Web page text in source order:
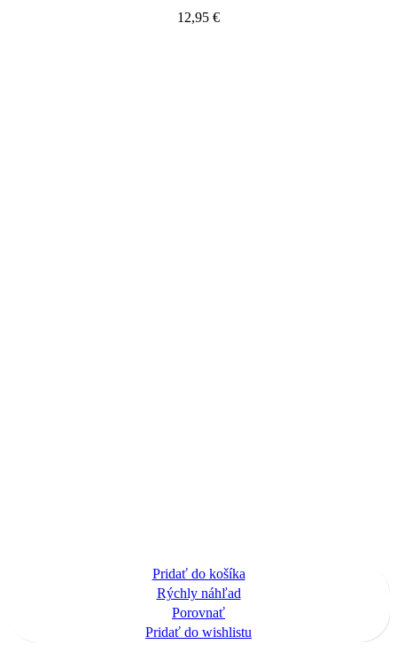
12,95 €
Pridať do košíka
Rýchly náhľad
Porovnať
Pridať do wishlistu